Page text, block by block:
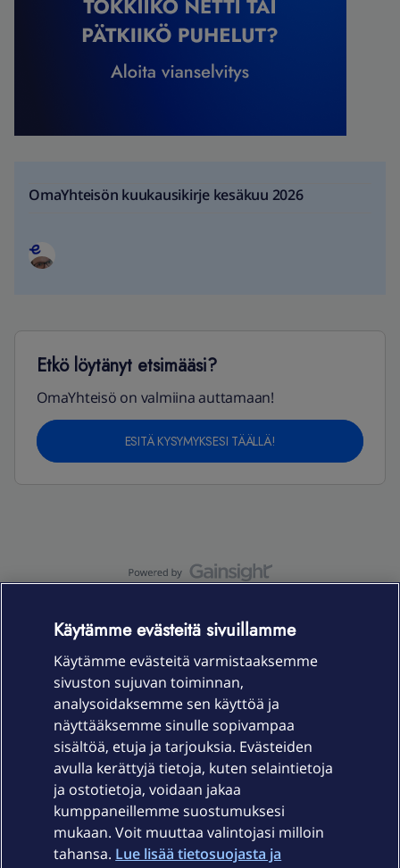
OmaYhteisön kuukausikirje kesäkuu 2026
Etkö löytänyt etsimääsi?
OmaYhteisö on valmiina auttamaan!
ESITÄ KYSYMYKSESI TÄÄLLÄ!
Laitteet & liittymät
Palvelut
Ajankohtaista
Käytämme evästeitä sivuillamme
Käytämme evästeitä varmistaaksemme
sivuston sujuvan toiminnan,
analysoidaksemme sen käyttöä ja
näyttääksemme sinulle sopivampaa
sisältöä, etuja ja tarjouksia. Evästeiden
avulla kerättyjä tietoja, kuten selaintietoja
ja ostotietoja, voidaan jakaa
kumppaneillemme suostumuksesi
mukaan. Voit muuttaa valintojasi milloin
tahansa. Lue lisää tietosuojasta ja